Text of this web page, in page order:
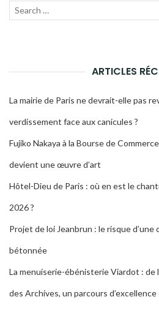
Recherche
ARTICLES
La mairie de Paris ne devrait-elle pas
verdissement face aux canicules ?
Fujiko Nakaya à la Bourse de
devient une œuvre d’art
Hôtel-Dieu de Paris : où en est le
2026 ?
Projet de loi Jeanbrun : le risque
bétonnée
La menuiserie-ébénisterie Viardot : de
des Archives, un parcours